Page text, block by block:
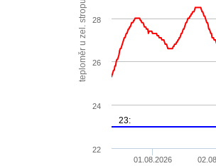
teploměr u zel. stropu
23:
01.08.2026
24
26
28
22